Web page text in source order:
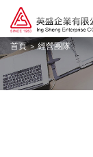
首頁 經營團隊